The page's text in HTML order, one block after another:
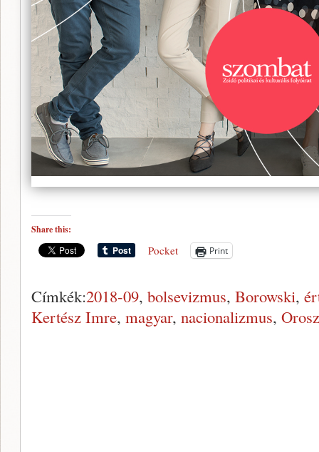
Share this:
Pocket Print
Címkék:2018-09, bolsevizmus, Borowski,
Kertész Imre, magyar, nacionalizmus,